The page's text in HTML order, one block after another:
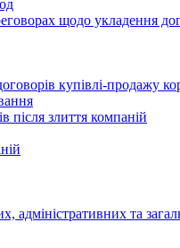
щодо укладення
купівлі-продажу
після злиття компаній
адміністративних та